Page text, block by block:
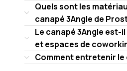
Quels sont les
canapé 3Angle de
Le canapé 3Angle est-
et espaces de
Comment entretenir le